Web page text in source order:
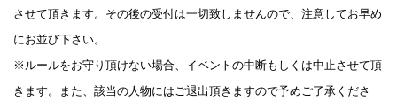
させて頂きます。その後の受付は一切致しませんので、注意してお早め
にお並び下さい。
※ルールをお守り頂けない場合、イベントの中断もしくは中止させて頂
きます。また、該当の人物にはご退出頂きますので予めご了承くださ